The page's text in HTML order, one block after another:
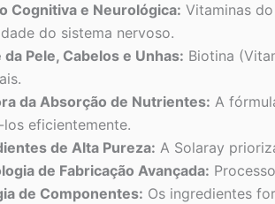
Cognitiva e Neurológica: Vitaminas
do sistema nervoso.
da Pele, Cabelos e Unhas: Biotina
da Absorção de Nutrientes: A
eficientemente.
de Alta Pureza: A Solaray
de Fabricação Avançada:
de Componentes: Os ingredientes